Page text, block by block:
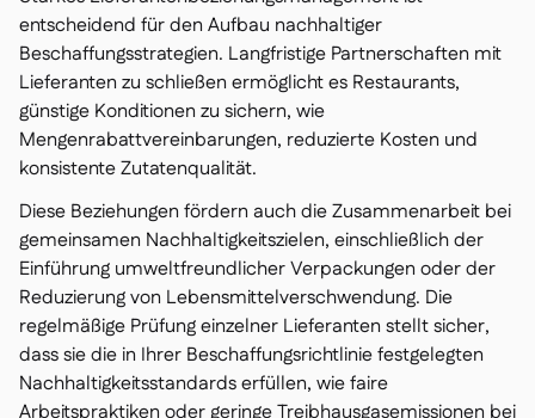
entscheidend für den Aufbau nachhaltiger
Beschaffungsstrategien. Langfristige Partnerschaften mit
Lieferanten zu schließen ermöglicht es Restaurants,
günstige Konditionen zu sichern, wie
Mengenrabattvereinbarungen, reduzierte Kosten und
konsistente Zutatenqualität.
Diese Beziehungen fördern auch die Zusammenarbeit bei
gemeinsamen Nachhaltigkeitszielen, einschließlich der
Einführung umweltfreundlicher Verpackungen oder der
Reduzierung von Lebensmittelverschwendung. Die
regelmäßige Prüfung einzelner Lieferanten stellt sicher,
dass sie die in Ihrer Beschaffungsrichtlinie festgelegten
Nachhaltigkeitsstandards erfüllen, wie faire
Arbeitspraktiken oder geringe Treibhausgasemissionen bei